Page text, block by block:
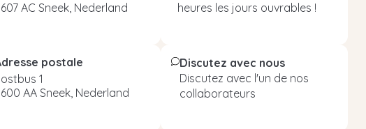
AC Sneek, Nederland
heures les jours ouvrables !
postale
1
AA Sneek, Nederland
Discutez avec nous
Discutez avec l'un de nos
collaborateurs